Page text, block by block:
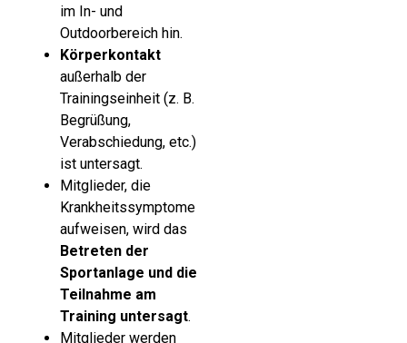
im In- und
Outdoorbereich hin.
Körperkontakt
außerhalb der
Trainingseinheit (z. B.
Begrüßung,
Verabschiedung, etc.)
ist untersagt.
Mitglieder, die
Krankheitssymptome
aufweisen, wird das
Betreten der
Sportanlage und die
Teilnahme am
Training untersagt.
Mitglieder werden